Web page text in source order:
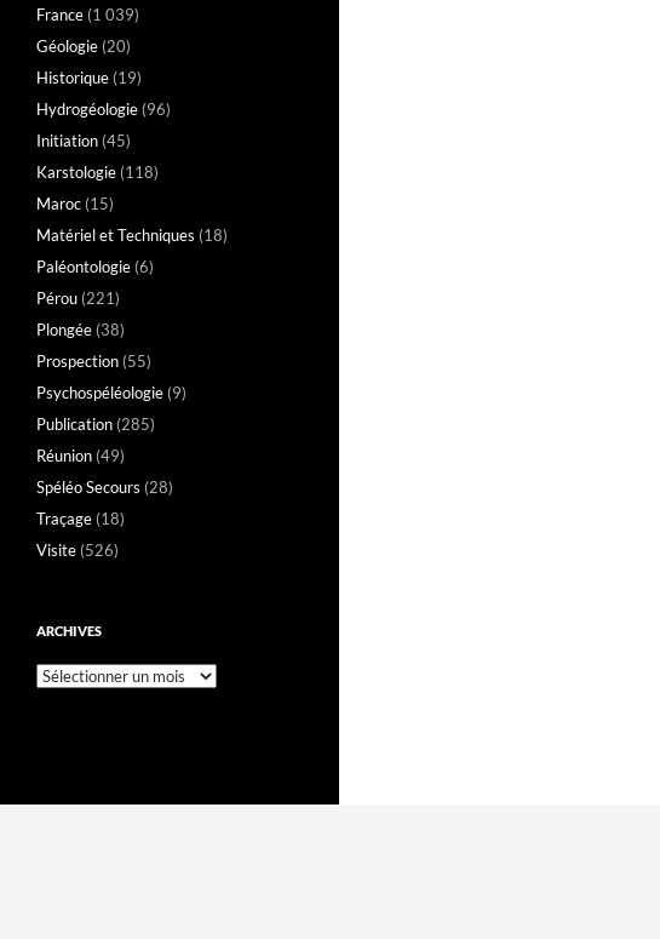
France (1 039)
Géologie (20)
Historique (19)
Hydrogéologie (96)
Initiation (45)
Karstologie (118)
Maroc (15)
Matériel et Techniques (18)
Paléontologie (6)
Pérou (221)
Plongée (38)
Prospection (55)
Psychospéléologie (9)
Publication (285)
Réunion (49)
Spéléo Secours (28)
Traçage (18)
Visite (526)
ARCHIVES
Archives